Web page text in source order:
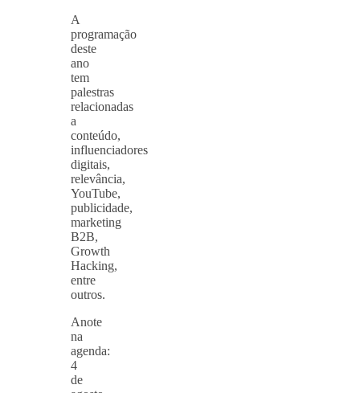
A
programação
deste
ano
tem
palestras
relacionadas
a
conteúdo,
influenciadores
digitais,
relevância,
YouTube,
publicidade,
marketing
B2B,
Growth
Hacking,
entre
outros.
Anote
na
agenda:
4
de